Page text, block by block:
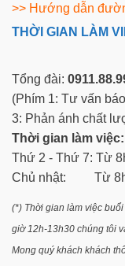
>> Hướng dẫn
THỜI GIAN LÀM
Tổng đài:
(Phím 1: Tư vấn
3: Phản ánh chất
Thời gian làm việc:
Thứ 2 - Thứ 7: Từ
Chủ nhật: Từ
(*) Thời gian làm việc
giờ 12h-13h30 chúng tôi
Mong quý khách khách